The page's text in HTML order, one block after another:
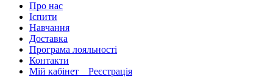
Про нас
Іспити
Навчання
Доставка
Програма лояльності
Контакти
Мій кабінет Реєстрація